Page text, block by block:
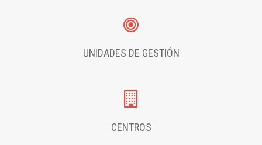
UNIDADES DE GESTIÓN
CENTROS